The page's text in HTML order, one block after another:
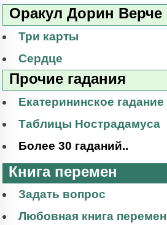
Оракул Дорин Верче
Три карты
Сердце
Прочие гадания
Екатерининское гадание
Таблицы Нострадамуса
Более 30 гаданий..
Книга перемен
Задать вопрос
Любовная книга перемен